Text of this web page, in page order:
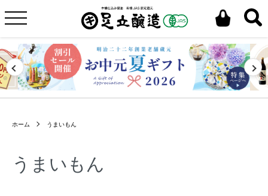
ホーム うまいもん
うまいもん